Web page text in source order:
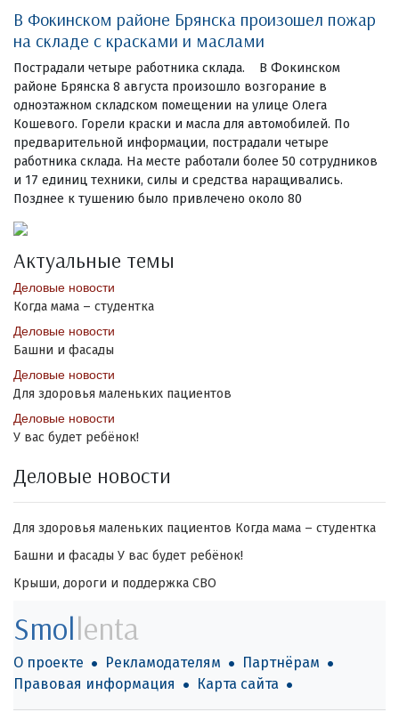
В Фокинском районе Брянска произошел пожар
на складе с красками и маслами
Пострадали четыре работника склада. В Фокинском
районе Брянска 8 августа произошло возгорание в
одноэтажном складском помещении на улице Олега
Кошевого. Горели краски и масла для автомобилей. По
предварительной информации, пострадали четыре
работника склада. На месте работали более 50 сотрудников
и 17 единиц техники, силы и средства наращивались.
Позднее к тушению было привлечено около 80
Актуальные темы
Деловые новости
Когда мама – студентка
Деловые новости
Башни и фасады
Деловые новости
Для здоровья маленьких пациентов
Деловые новости
У вас будет ребёнок!
Деловые новости
Для здоровья маленьких пациентов Когда мама – студентка
Башни и фасады У вас будет ребёнок!
Крыши, дороги и поддержка СВО
Smollenta
О проекте Рекламодателям
Партнёрам
Правовая информация
Карта сайта